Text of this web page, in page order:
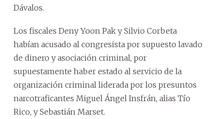
Dávalos.
Los fiscales Deny Yoon Pak y Silvio Corbeta
habían acusado al congresista por supuesto lavado
de dinero y asociación criminal, por
supuestamente haber estado al servicio de la
organización criminal liderada por los presuntos
narcotraficantes Miguel Ángel Insfrán, alias Tío
Rico, y Sebastián Marset.